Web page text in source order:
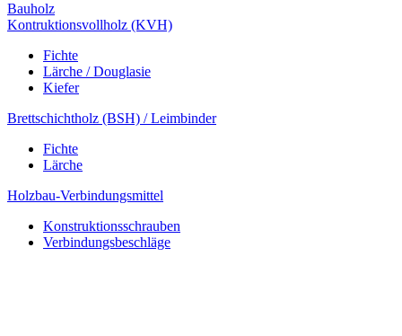
Bauholz
Kontruktionsvollholz (KVH)
Fichte
Lärche / Douglasie
Kiefer
Brettschichtholz (BSH) / Leimbinder
Fichte
Lärche
Holzbau-Verbindungsmittel
Konstruktionsschrauben
Verbindungsbeschläge